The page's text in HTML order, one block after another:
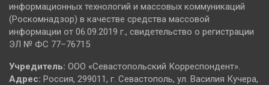
информационных технологий и массовых коммуникаций
(Роскомнадзор) в качестве средства массовой
информации от 06.09.2019 г., свидетельство о регистрации
ЭЛ № ФС 77–76715
Учредитель: ООО «Севастопольский Корреспондент».
Адрес: Россия, 299011, г. Севастополь, ул. Василия Кучера,